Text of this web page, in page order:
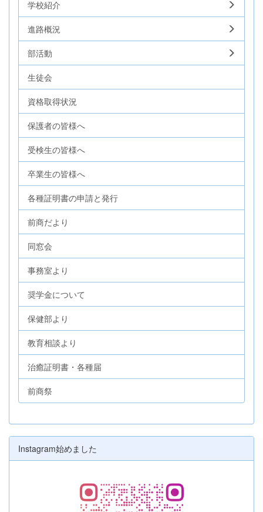
学校紹介
進路概況
部活動
生徒会
資格取得状況
保護者の皆様へ
受検生の皆様へ
卒業生の皆様へ
各種証明書の申請と発行
前商だより
同窓会
事務室より
奨学金について
保健部より
教育相談より
治癒証明書・各種届
前商祭
Instagram始めました